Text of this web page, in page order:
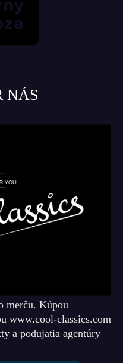
NÁS
merču. Kúpou
www.cool-classics.com
a podujatia agentúry